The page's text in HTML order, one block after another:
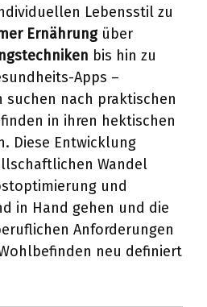
Lebensstil zu
Ernährungüber
bis hin zu
Apps –
suchen nach praktischen
in ihren hektischen
Diese Entwicklung
Wandel
und
in Hand gehen und die
Anforderungen
neu definiert